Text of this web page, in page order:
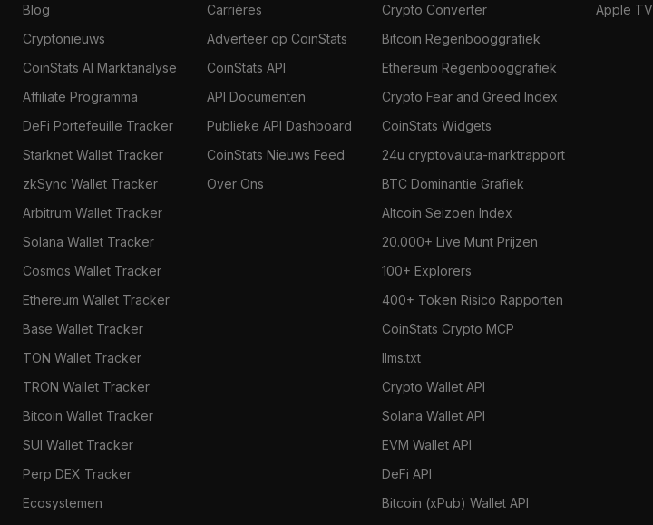
Blog
Cryptonieuws
CoinStats AI Marktanalyse
Affiliate Programma
DeFi Portefeuille Tracker
Starknet Wallet Tracker
zkSync Wallet Tracker
Arbitrum Wallet Tracker
Solana Wallet Tracker
Cosmos Wallet Tracker
Ethereum Wallet Tracker
Base Wallet Tracker
TON Wallet Tracker
TRON Wallet Tracker
Bitcoin Wallet Tracker
SUI Wallet Tracker
Perp DEX Tracker
Ecosystemen
Carrières
Adverteer op CoinStats
CoinStats API
API Documenten
Publieke API Dashboard
CoinStats Nieuws Feed
Over Ons
Crypto Converter
Bitcoin Regenbooggrafiek
Ethereum Regenbooggrafiek
Crypto Fear and Greed Index
CoinStats Widgets
24u cryptovaluta-marktrapport
BTC Dominantie Grafiek
Altcoin Seizoen Index
20.000+ Live Munt Prijzen
100+ Explorers
400+ Token Risico Rapporten
CoinStats Crypto MCP
llms.txt
Crypto Wallet API
Solana Wallet API
EVM Wallet API
DeFi API
Bitcoin (xPub) Wallet API
Apple TV